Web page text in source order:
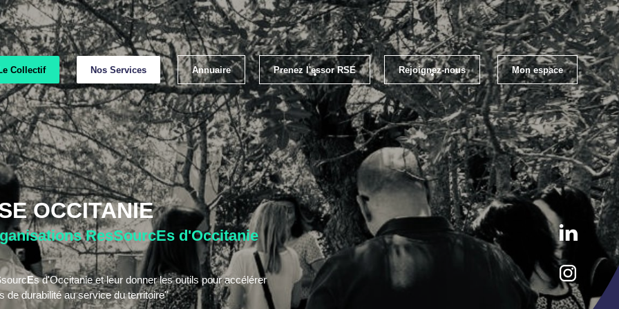
Collectif Nos Services Annuaire Prenez l'essor RSE
Emploi
Les labels RSE
Les bonnes pratiques RSE
Rejoignez-nous
Les évènements RSE Occitanie
Qui sommes-nous ?
S'inscrire
Mon espace
OCCITANIE
ResSourcEs d'Occitanie
sourcEs d'Occitanie et leur donner les outils pour accélérer
de durabilité au service du territoire"